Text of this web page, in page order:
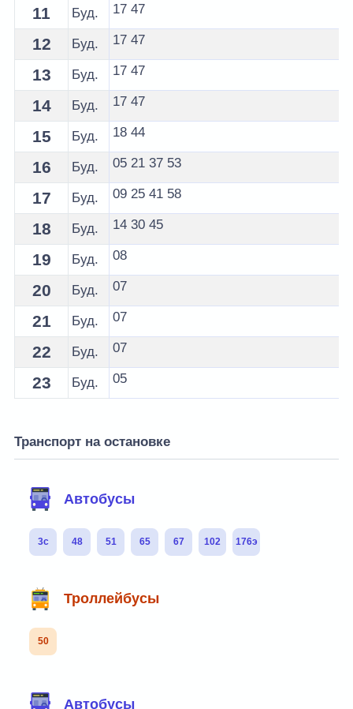
11 Буд. 17 47
12 Буд. 17 47
13 Буд. 17 47
14 Буд. 17 47
15 Буд. 18 44
16 Буд. 05 21 37 53
17 Буд. 09 25 41 58
18 Буд. 14 30 45
19 Буд. 08
20 Буд. 07
21 Буд. 07
22 Буд. 07
23 Буд. 05
Транспорт на остановке
Автобусы
3с 48 51 65 67 102 176э
Троллейбусы
50
Автобусы